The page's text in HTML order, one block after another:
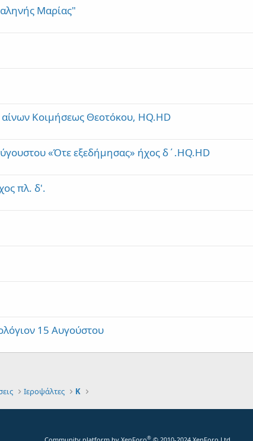
Μαρίας"
Κοιμήσεως Θεοτόκου, HQ.HD
«Ότε εξεδήμησας» ήχος δ΄.HQ.HD
πλ. δ'.
15 Αυγούστου
Ιεροψάλτες Κ
®